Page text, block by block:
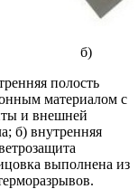
полость
материалом с
и внешней
б) внутренняя
выполнена из